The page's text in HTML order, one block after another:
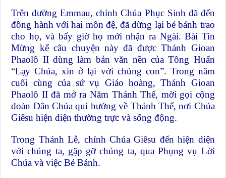
Trên đường Emmau, chính Chúa Phục Sinh đã đến
đồng hành với hai môn đệ, đã dừng lại bẻ bánh trao
cho họ, và bấy giờ họ mới nhận ra Ngài. Bài Tin
Mừng kể câu chuyện này đã được Thánh Gioan
Phaolô II dùng làm bản văn nền của Tông Huấn
“Lạy Chúa, xin ở lại với chúng con”. Trong năm
cuối cùng của sứ vụ Giáo hoàng, Thánh Gioan
Phaolô II đã mở ra Năm Thánh Thể, mời gọi cộng
đoàn Dân Chúa qui hướng về Thánh Thể, nơi Chúa
Giêsu hiện diện thường trực và sống động.
Trong Thánh Lễ, chính Chúa Giêsu đến hiện diện
với chúng ta, gặp gỡ chúng ta, qua Phụng vụ Lời
Chúa và việc Bẻ Bánh.